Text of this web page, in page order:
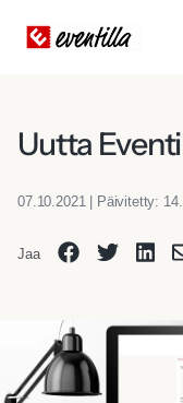
Uutta
07.10.2021 | Päivitetty:
Jaa